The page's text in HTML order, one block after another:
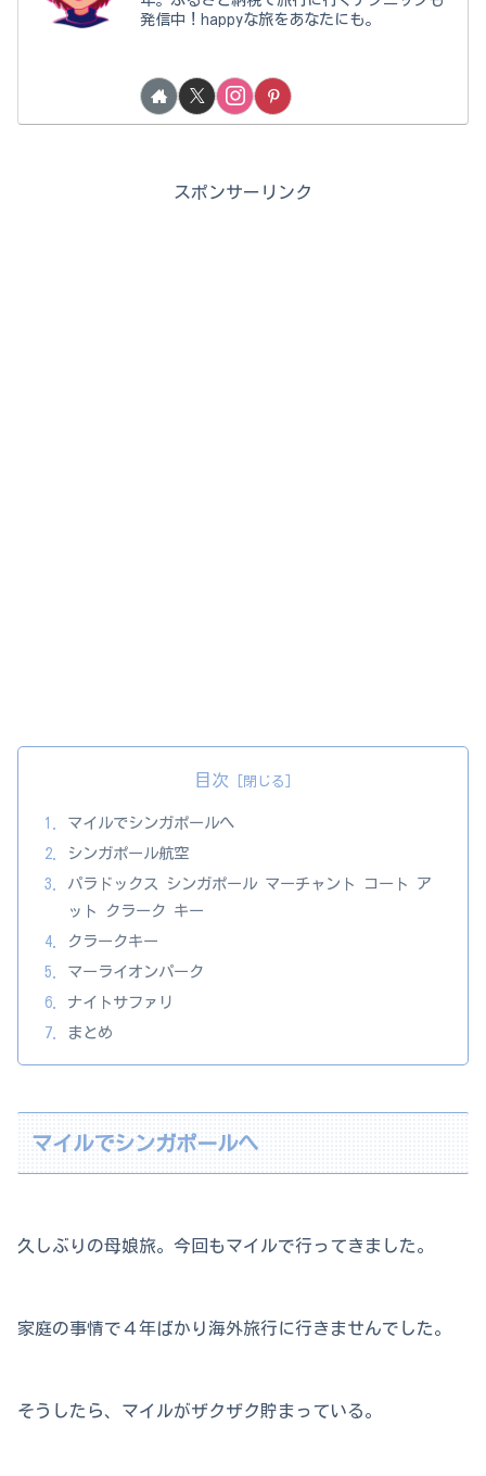
発信中！happyな旅をあなたにも。
スポンサーリンク
目次
マイルでシンガポールへ
シンガポール航空
パラドックス シンガポール マーチャント コート ア
ット クラーク キー
クラークキー
マーライオンパーク
ナイトサファリ
まとめ
マイルでシンガポールへ
久しぶりの母娘旅。今回もマイルで行ってきました。
家庭の事情で４年ばかり海外旅行に行きませんでした。
そうしたら、マイルがザクザク貯まっている。